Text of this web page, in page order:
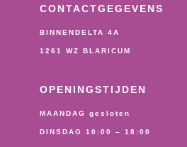
CONTACTGEGEVENS
BINNENDELTA 4A
1261 WZ BLARICUM
OPENINGSTIJDEN
MAANDAG gesloten
DINSDAG 10:00 – 18:00